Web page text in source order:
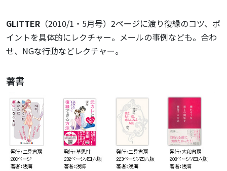
GLITTER （2010/1・5月号）2ページに渡り復縁のコツ、ポ
イントを具体的にレクチャー。メールの事例なども。合わ
せ、NGな行動などレクチャー。
著書